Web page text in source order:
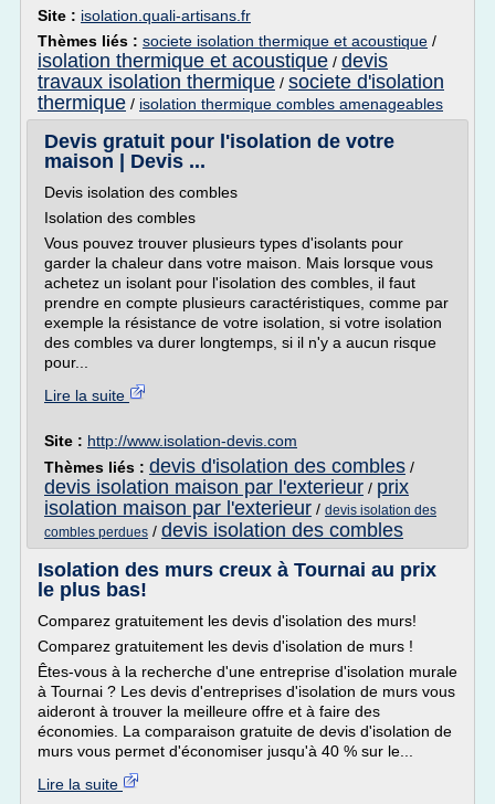
Site : isolation.quali-artisans.fr
Thèmes liés : societe isolation thermique et acoustique /
isolation thermique et acoustique / devis
travaux isolation thermique / societe d'isolation
thermique / isolation thermique combles amenageables
Devis gratuit pour l'isolation de votre
maison | Devis ...
Devis isolation des combles
Isolation des combles
Vous pouvez trouver plusieurs types d'isolants pour
garder la chaleur dans votre maison. Mais lorsque vous
achetez un isolant pour l'isolation des combles, il faut
prendre en compte plusieurs caractéristiques, comme par
exemple la résistance de votre isolation, si votre isolation
des combles va durer longtemps, si il n'y a aucun risque
pour...
Lire la suite
Site : http://www.isolation-devis.com
Thèmes liés : devis d'isolation des combles /
devis isolation maison par l'exterieur / prix
isolation maison par l'exterieur / devis isolation des
combles perdues / devis isolation des combles
Isolation des murs creux à Tournai au prix
le plus bas!
Comparez gratuitement les devis d'isolation des murs!
Comparez gratuitement les devis d'isolation de murs !
Êtes-vous à la recherche d'une entreprise d'isolation murale
à Tournai ? Les devis d'entreprises d'isolation de murs vous
aideront à trouver la meilleure offre et à faire des
économies. La comparaison gratuite de devis d'isolation de
murs vous permet d'économiser jusqu'à 40 % sur le...
Lire la suite